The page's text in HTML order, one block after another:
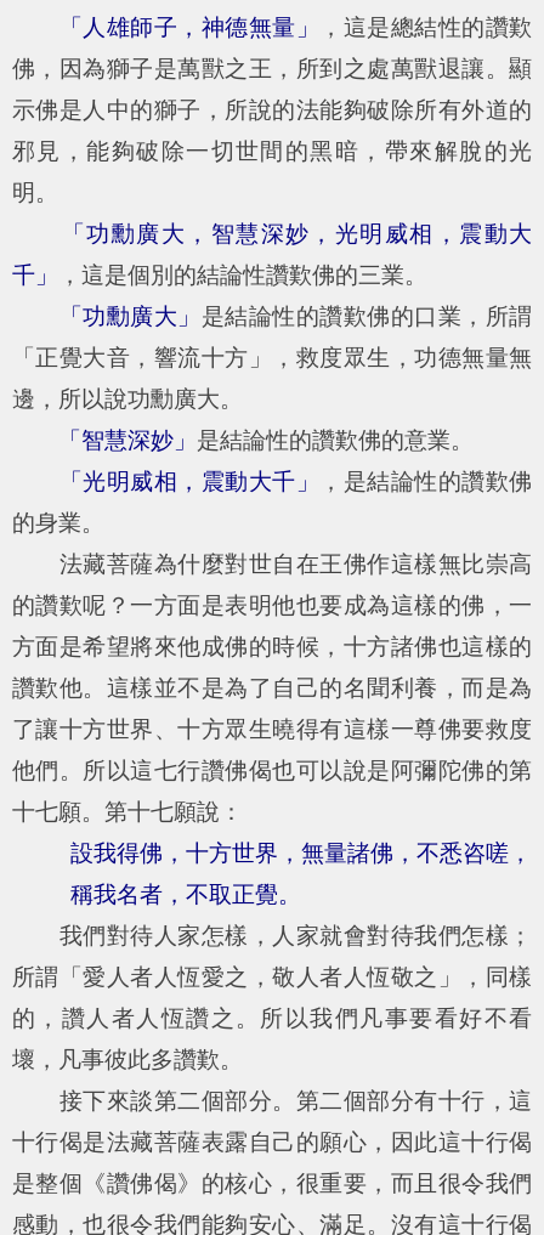
「人雄師子，神德無量」
，這是總結性的讚歎
佛，因為獅子是萬獸之王，所到之處萬獸退讓。顯
示佛是人中的獅子，所說的法能夠破除所有外道的
邪見，能夠破除一切世間的黑暗，帶來解脫的光
明。
「功勳廣大，智慧深妙，光明威相，震動大
千」
，這是個別的結論性讚歎佛的三業。
「功勳廣大」 是結論性的讚歎佛的口業，所謂
「正覺大音，響流十方」，救度眾生，功德無量無
邊，所以說功勳廣大。
「智慧深妙」 是結論性的讚歎佛的意業。
「光明威相，震動大千」
，是結論性的讚歎佛
的身業。
法藏菩薩為什麼對世自在王佛作這樣無比崇高
的讚歎呢？一方面是表明他也要成為這樣的佛，一
方面是希望將來他成佛的時候，十方諸佛也這樣的
讚歎他。這樣並不是為了自己的名聞利養，而是為
了讓十方世界、十方眾生曉得有這樣一尊佛要救度
他們。所以這七行讚佛偈也可以說是阿彌陀佛的第
十七願。第十七願說：
設我得佛，十方世界，無量諸佛，不悉咨嗟，
稱我名者，不取正覺。
我們對待人家怎樣，人家就會對待我們怎樣；
所謂「愛人者人恆愛之，敬人者人恆敬之」，同樣
的，讚人者人恆讚之。所以我們凡事要看好不看
壞，凡事彼此多讚歎。
接下來談第二個部分。第二個部分有十行，這
十行偈是法藏菩薩表露自己的願心，因此這十行偈
是整個《讚佛偈》的核心，很重要，而且很令我們
感動，也很令我們能夠安心、滿足。沒有這十行偈